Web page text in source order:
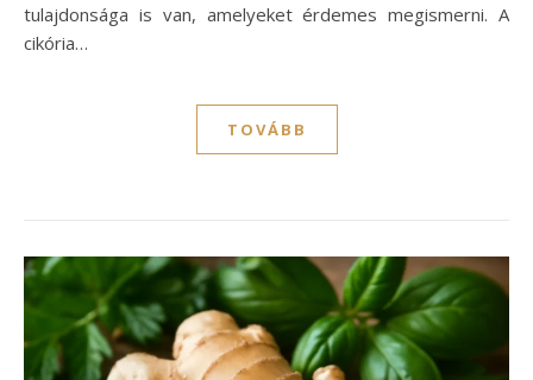
tulajdonsága is van, amelyeket érdemes megismerni. A
cikória…
TOVÁBB